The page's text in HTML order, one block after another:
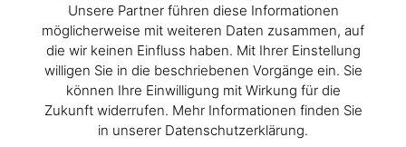
Unsere Partner führen diese Informationen
möglicherweise mit weiteren Daten zusammen, auf
die wir keinen Einfluss haben. Mit Ihrer Einstellung
willigen Sie in die beschriebenen Vorgänge ein. Sie
können Ihre Einwilligung mit Wirkung für die
Zukunft widerrufen. Mehr Informationen finden Sie
in unserer Datenschutzerklärung.
Mary McCartney in London